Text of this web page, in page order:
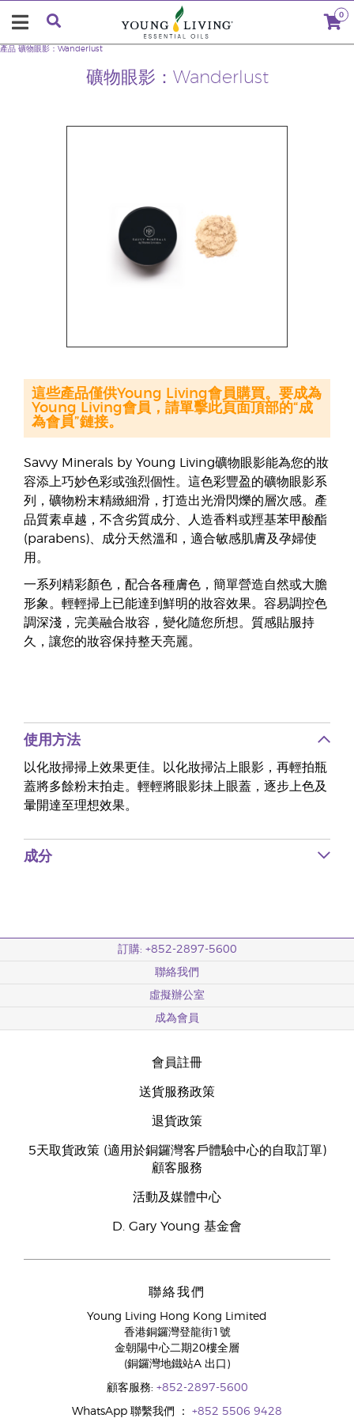
0
礦物眼影：Wanderlust
產品 礦物眼影：Wanderlust
Savvy Minerals by Young Living礦物眼影能為您的妝
容添上巧妙色彩或強烈個性。這色彩豐盈的礦物眼影系
列，礦物粉末精緻細滑，打造出光滑閃爍的層次感。產
品質素卓越，不含劣質成分、人造香料或羥基苯甲酸酯
(parabens)、成分天然溫和，適合敏感肌膚及孕婦使
用。
一系列精彩顏色，配合各種膚色，簡單營造自然或大膽
形象。輕輕掃上已能達到鮮明的妝容效果。容易調控色
調深淺，完美融合妝容，變化隨您所想。質感貼服持
久，讓您的妝容保持整天亮麗。
這些產品僅供Young Living會員購買。要成為
Young Living會員，請單擊此頁面頂部的“成
為會員”鏈接。
使用方法
以化妝掃掃上效果更佳。以化妝掃沾上眼影，再輕拍瓶
蓋將多餘粉末拍走。輕輕將眼影抺上眼蓋，逐步上色及
暈開達至理想效果。
成分
訂購: +852-2897-5600
聯絡我們
虛擬辦公室
成為會員
會員註冊
送貨服務政策
退貨政策
5天取貨政策 (適用於銅鑼灣客戶體驗中心的自取訂單)
顧客服務
活動及媒體中心
D. Gary Young 基金會
聯絡我們
Young Living Hong Kong Limited
香港銅鑼灣登龍街1號
金朝陽中心二期20樓全層
(銅鑼灣地鐵站A 出口)
顧客服務: +852-2897-5600
WhatsApp 聯繫我們 ： +852 5506 9428